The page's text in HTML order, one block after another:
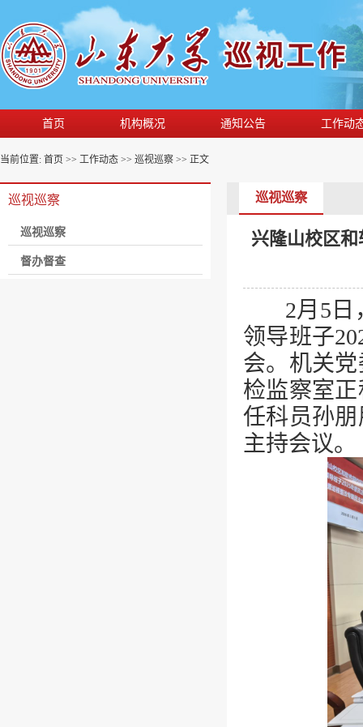
首页 机构概况 通知公告 工作动
当前位置: 首页 >> 工作动态 >> 巡视巡察 >> 正文
巡视巡察
巡视巡察
督办督查
巡视巡察
兴隆山校区
2月5日
领导班子
会。机关
检监察室
任科员孙
主持会议。